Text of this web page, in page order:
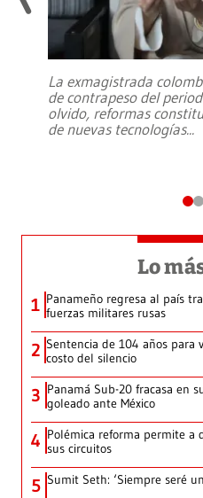
La exmagistrada
de contrapeso del
olvido, reformas
de nuevas tecnologías...
Lo
1 Panameño regresa al país
fuerzas militares rusas
2 Sentencia de 104 años para
costo del silencio
3 Panamá Sub-20 fracasa en
goleado ante México
4 Polémica reforma permite a
sus circuitos
5 Sumit Seth: ‘Siempre seré